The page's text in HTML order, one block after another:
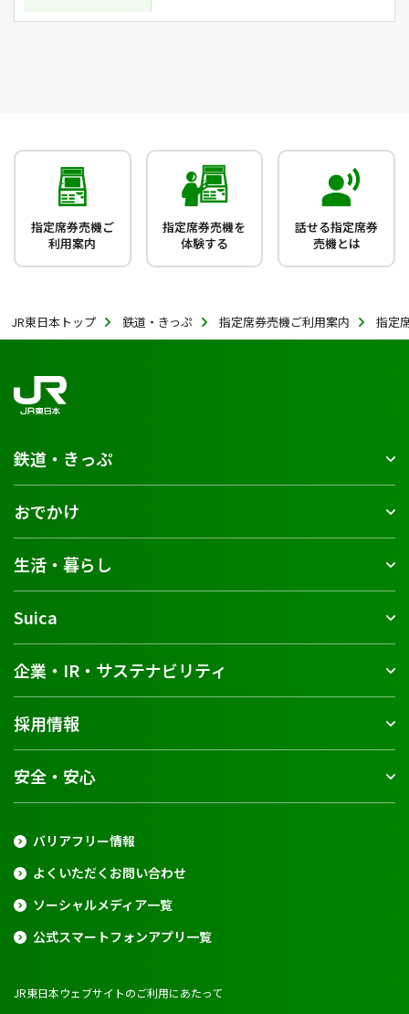
指定席券売機ご
利用案内
指定席券売機を
体験する
話せる指定席券
売機とは
JR東日本トップ 鉄道・きっぷ 指定席券売機ご利用案内 指定
鉄道・きっぷ
おでかけ
生活・暮らし
Suica
企業・IR・サステナビリティ
採用情報
安全・安心
バリアフリー情報
よくいただくお問い合わせ
ソーシャルメディア一覧
公式スマートフォンアプリ一覧
JR東日本ウェブサイトのご利用にあたって